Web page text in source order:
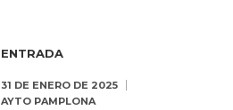
ENTRADA
31 DE ENERO DE 2025
AYTO PAMPLONA